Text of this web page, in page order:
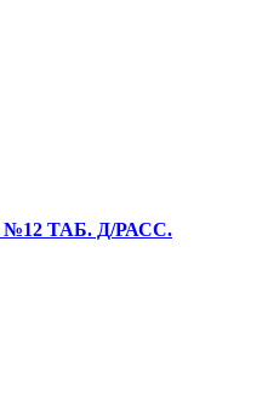
ТАБ. Д/РАСС.